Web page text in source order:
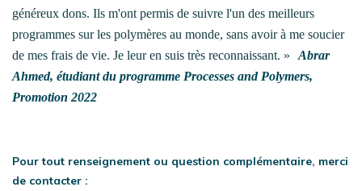
généreux dons. Ils m'ont permis de suivre l'un des meilleurs
programmes sur les polymères au monde, sans avoir à me soucier
de mes frais de vie. Je leur en suis très reconnaissant. »
Abrar
Ahmed, étudiant du programme Processes and Polymers,
Promotion 2022
Pour tout renseignement ou question complémentaire, merci
de contacter :